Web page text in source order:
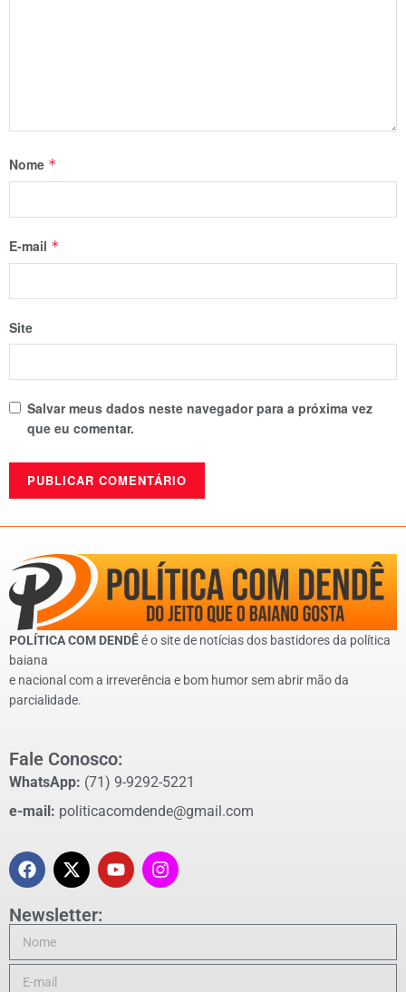
Nome *
E-mail *
Site
Salvar meus dados neste navegador para a próxima vez
que eu comentar.
POLÍTICA COM DENDÊé o site de notícias dos bastidores da política
baiana
e nacional com a irreverência e bom humor sem abrir mão da
parcialidade.
Fale Conosco:
WhatsApp: (71) 9-9292-5221
e-mail: politicacomdende@gmail.com
Newsletter: